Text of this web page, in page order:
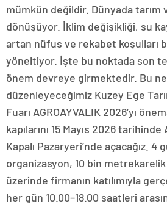
mümkün değildir. Dünyada tarım
dönüşüyor. İklim değişikliği, su
artan nüfus ve rekabet koşulları
yöneltiyor. İşte bu noktada son
önem devreye girmektedir. Bu
düzenleyeceğimiz Kuzey Ege
Fuarı AGROAYVALIK 2026’yı
kapılarını 15 Mayıs 2026 tarihinde
Kapalı Pazaryeri’nde açacağız. 4
organizasyon, 10 bin metrekarelik
üzerinde firmanın katılımıyla
her gün 10.00–18.00 saatleri